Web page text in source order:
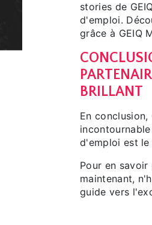
stories de
d'emploi.
grâce à GEIQ
BRILLANT
En conclusion,
d'emploi est
Pour en
maintenant,
guide vers